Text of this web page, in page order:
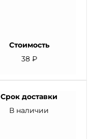
Стоимость
38 ₽
Срок доставки
В наличии